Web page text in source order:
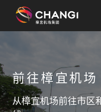
有
樟
宜
前往樟宜机场
从樟宜机场前往市区